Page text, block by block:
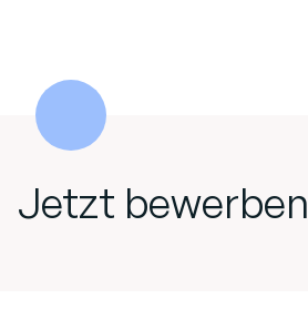
Jetzt bewerben